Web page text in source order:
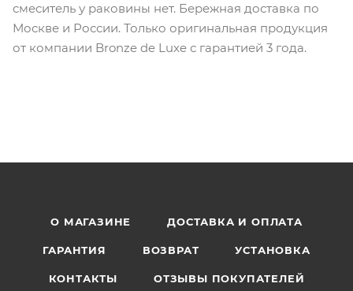
смеситель у раковины нет. Бережная доставка по
Москве и России. Только оригинальная продукция
от компании Bronze de Luxe с гарантией 3 года.
О МАГАЗИНЕ ДОСТАВКА И ОПЛАТА
ГАРАНТИЯ ВОЗВРАТ УСТАНОВКА
КОНТАКТЫ ОТЗЫВЫ ПОКУПАТЕЛЕЙ